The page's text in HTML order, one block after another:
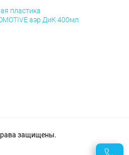
пластика
аэр ДиК 400мл
защищены.